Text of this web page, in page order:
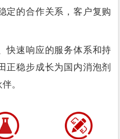
定的合作关系，客户复购
速响应的服务体系和持
正稳步成长为国内消泡剂
。